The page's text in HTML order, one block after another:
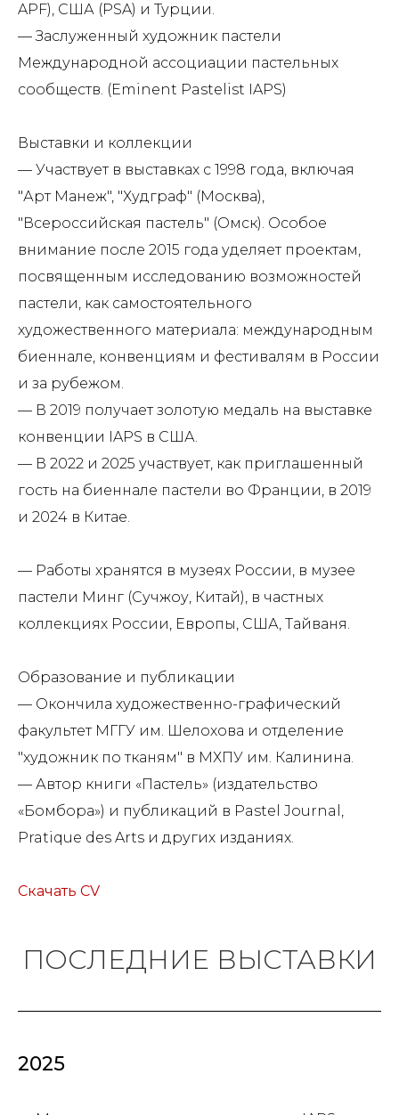
APF), США (PSA) и Турции.
— Заслуженный художник пастели
Международной ассоциации пастельных
сообществ. (Eminent Pastelist IAPS)
Выставки и коллекции
— Участвует в выставках с 1998 года, включая
"Арт Манеж", "Худграф" (Москва),
"Всероссийская пастель" (Омск). Особое
внимание после 2015 года уделяет проектам,
посвященным исследованию возможностей
пастели, как самостоятельного
художественного материала: международным
биеннале, конвенциям и фестивалям в России
и за рубежом.
— В 2019 получает золотую медаль на выставке
конвенции IAPS в США.
— В 2022 и 2025 участвует, как приглашенный
гость на биеннале пастели во Франции, в 2019
и 2024 в Китае.
— Работы хранятся в музеях России, в музее
пастели Минг (Сучжоу, Китай), в частных
коллекциях России, Европы, США, Тайваня.
Образование и публикации
— Окончила художественно-графический
факультет МГГУ им. Шелохова и отделение
"художник по тканям" в МХПУ им. Калинина.
— Автор книги «Пастель» (издательство
«Бомбора») и публикаций в Pastel Journal,
Pratique des Arts и других изданиях.
Скачать CV
ПОСЛЕДНИЕ ВЫСТАВКИ
2025